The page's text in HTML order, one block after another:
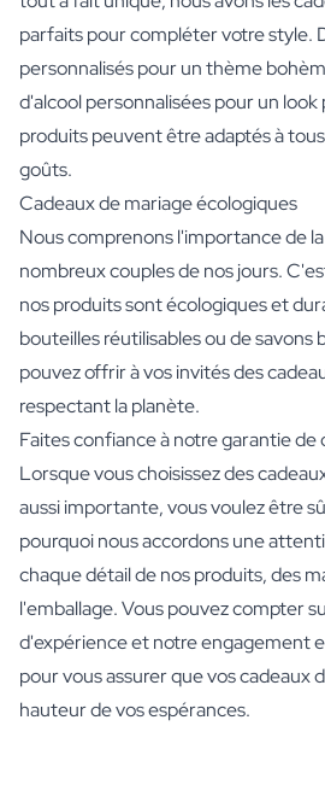
parfaits pour compléter votre style.
personnalisés pour un thème
d'alcool personnalisées pour un
produits peuvent être adaptés à
goûts.
Cadeaux de mariage écologiques
Nous comprenons l'importance de
nombreux couples de nos jours.
nos produits sont écologiques et
bouteilles réutilisables ou de savons
pouvez offrir à vos invités des
respectant la planète.
Faites confiance à notre garantie de
Lorsque vous choisissez des
aussi importante, vous voulez être
pourquoi nous accordons une
chaque détail de nos produits, des
l'emballage. Vous pouvez compter
d'expérience et notre engagement
pour vous assurer que vos cadeaux
hauteur de vos espérances.